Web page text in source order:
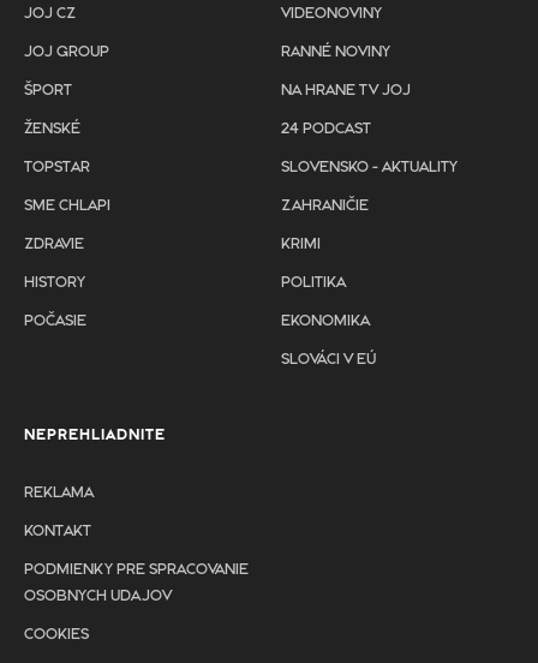
JOJ CZ
JOJ GROUP
ŠPORT
ŽENSKÉ
TOPSTAR
SME CHLAPI
ZDRAVIE
HISTORY
POČASIE
VIDEONOVINY
RANNÉ NOVINY
NA HRANE TV JOJ
24 PODCAST
SLOVENSKO - AKTUALITY
ZAHRANIČIE
KRIMI
POLITIKA
EKONOMIKA
SLOVÁCI V EÚ
NEPREHLIADNITE
REKLAMA
KONTAKT
PODMIENKY PRE SPRACOVANIE
OSOBNYCH UDAJOV
COOKIES